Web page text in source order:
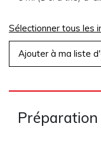
Sélectionner tous les
Ajouter à ma liste
Préparation